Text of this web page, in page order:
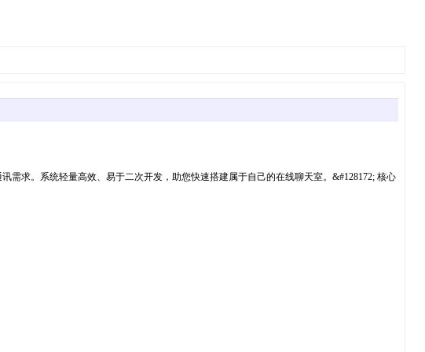
求。系统轻量高效、易于二次开发，助您快速搭建属于自己的在线聊天室。&#128172; 核心